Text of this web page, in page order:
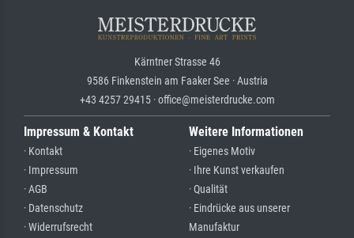
Kärntner Strasse 46
9586 Finkenstein am Faaker See · Austria
+43 4257 29415 · office@meisterdrucke.com
Impressum & Kontakt
· Kontakt
· Impressum
· AGB
· Datenschutz
· Widerrufsrecht
Weitere Informationen
· Eigenes Motiv
· Ihre Kunst verkaufen
· Qualität
· Eindrücke aus unserer
Manufaktur